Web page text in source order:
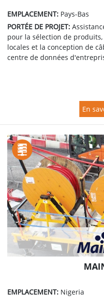
EMPLACEMENT: Pays-Bas
PORTÉE DE PROJET:
pour la sélection de
locales et la conception de
centre de données
En
EMPLACEMENT: Nigeria